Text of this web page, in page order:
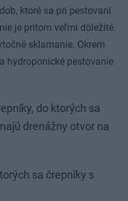
ktoré sa pri pestovaní
je pritom veľmi dôležité.
sklamanie. Okrem
hydroponické pestovanie
do ktorých sa
drenážny otvor na
sa črepníky s